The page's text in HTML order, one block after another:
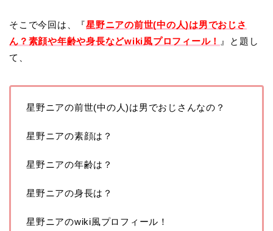
そこで今回は、『星野ニアの前世(中の人)は男でおじさ
ん？素顔や年齢や身長などwiki風プロフィール！
』と題し
て、
星野ニアの前世(中の人)は男でおじさんなの？
星野ニアの素顔は？
星野ニアの年齢は？
星野ニアの身長は？
星野ニアのwiki風プロフィール！